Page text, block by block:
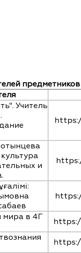
Учитель
и
мира в 4Г